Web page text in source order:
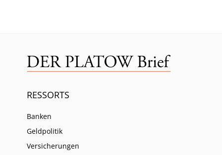
RESSORTS
Banken
Geldpolitik
Versicherungen